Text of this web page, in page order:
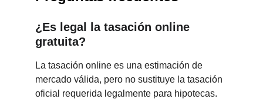
¿Es legal la tasación online
gratuita?
La tasación online es una estimación de
mercado válida, pero no sustituye la tasación
oficial requerida legalmente para hipotecas.